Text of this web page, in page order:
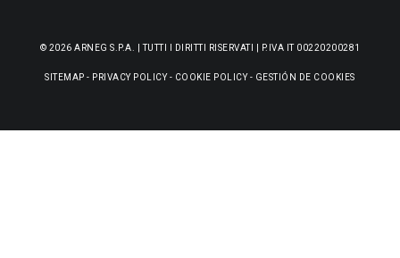
© 2026 ARNEG S.P.A. | TUTTI I DIRITTI RISERVATI | P.IVA IT 00220200281
SITEMAP - PRIVACY POLICY- COOKIE POLICY- GESTIÓN DE COOKIES